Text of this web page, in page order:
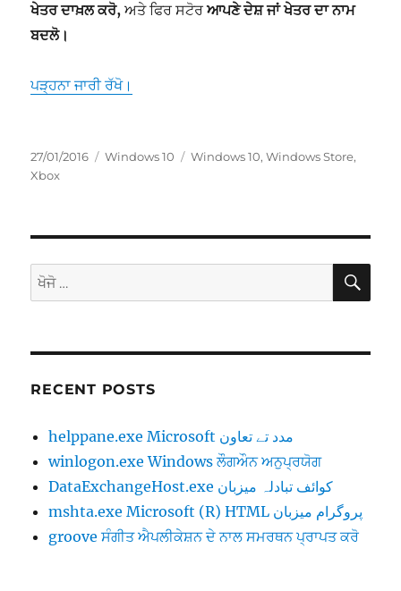
ਖੇਤਰ ਦਾਖ਼ਲ ਕਰੋ, ਅਤੇ ਫਿਰ ਸਟੋਰਆਪਣੇ ਦੇਸ਼ ਜਾਂ ਖੇਤਰ ਦਾ ਨਾਮ
ਬਦਲੋ।
“windows ਸਟੋਰ ਲਈ ਆਪਣੇ ਖੇਤਰ ਨੂੰ ਬਦਲੋ”
ਪੜ੍ਹਨਾ ਜਾਰੀ ਰੱਖੋ।
ਸੰਪਾਦਿਤ
ਹੋਇਆ
27/01/2016 ਸ਼੍ਰੇਣੀਆਂ
Windows 10 ਟੈਗ
Windows 10,Windows Store,
Xbox
ਖੋਜੋ
(ਇਸ
ਖੋਜੋ
RECENT POSTS
helppane.exe ‎‎Microsoft مدد تے تعاون
winlogon.exe Windows ਲੌਗਔਨ ਅਨੁਪ੍ਰਯੋਗ
DataExchangeHost.exe ‎‎کوائف تبادلہ میزبان
mshta.exe ‎‎Microsoft (R) HTML پروگرام میزبان
groove ਸੰਗੀਤ ਐਪਲੀਕੇਸ਼ਨ ਦੇ ਨਾਲ ਸਮਰਥਨ ਪ੍ਰਾਪਤ ਕਰੋ